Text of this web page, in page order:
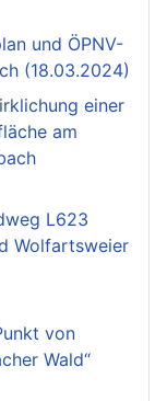
und ÖPNV-
(18.03.2024)
einer
am
L623
Wolfartsweier
von
Wald“